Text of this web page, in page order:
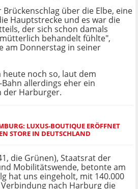
Brückenschlag über die Elbe, eine
Hauptstrecke und es war die
der sich schon damals
behandelt fühlte",
am Donnerstag in seiner
heute noch so, laut dem
allerdings eher ein
der Harburger.
LUXUS-BOUTIQUE ERÖFFNET
STORE IN DEUTSCHLAND
die Grünen), Staatsrat der
Mobilitätswende, betonte am
hat uns eingeholt, mit 140.000
nach Harburg die